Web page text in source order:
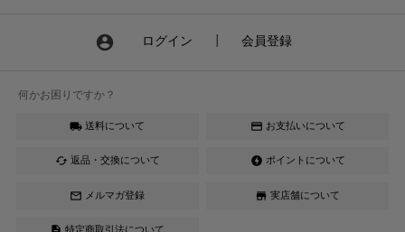
account_circle ログイン 会員登録
何かお困りですか？
local_shipping 送料について credit_card お支払いについて
cached 返品・交換について offline_bolt ポイントについて
mail_outline メルマガ登録 store 実店舗について
特定商取引法について